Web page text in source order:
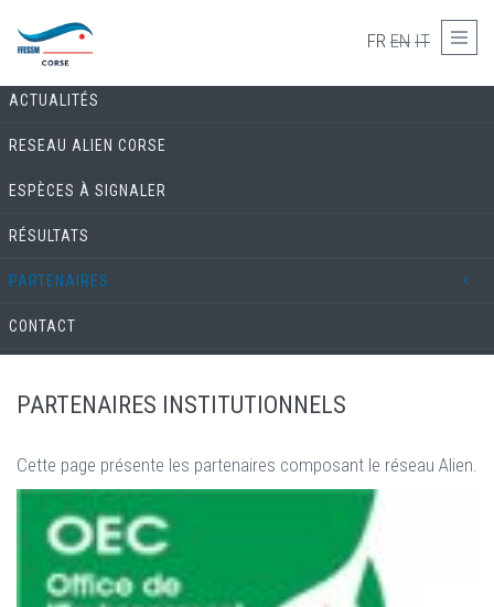
FR EN IT
LE RÉSEAU ALIEN
ACTUALITÉS
RESEAU ALIEN CORSE
ESPÈCES À SIGNALER
RÉSULTATS
PARTENAIRES
CONTACT
PARTENAIRES INSTITUTIONNELS
Cette page présente les partenaires composant le réseau Alien.